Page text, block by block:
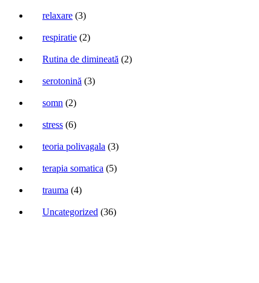
relaxare (3)
respiratie (2)
Rutina de dimineată (2)
serotonină (3)
somn (2)
stress (6)
teoria polivagala (3)
terapia somatica (5)
trauma (4)
Uncategorized (36)